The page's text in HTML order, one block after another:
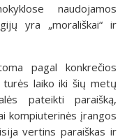
naudojamos
yra „morališkai“ ir
pagal konkrečios
laiko iki šių metų
pateikti paraišką,
kompiuterinės įrangos
vertins paraiškas ir